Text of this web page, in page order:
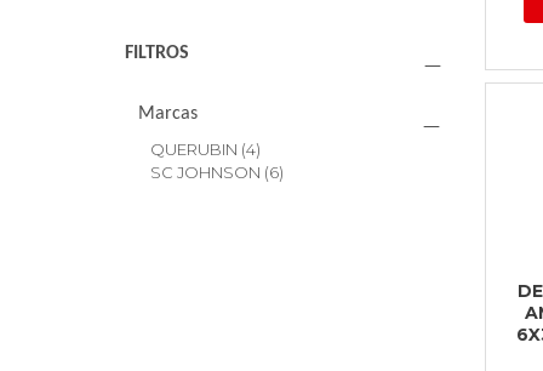
FILTROS
Marcas
QUERUBIN (4)
SC JOHNSON (6)